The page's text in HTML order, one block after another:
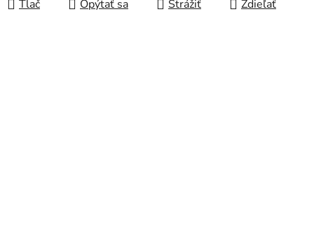
Tlač Opýtať sa Strážiť Zdieľať